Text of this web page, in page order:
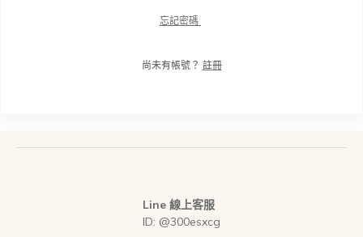
忘記密碼
尚未有帳號？ 註冊
Line 線上客服
ID: @300esxcg